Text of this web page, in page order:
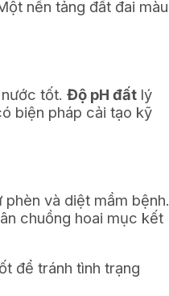
nền tảng đất đai màu
tốt. Độ pH đất lý
biện pháp cải tạo kỹ
và diệt mầm bệnh.
chuồng hoai mục kết
để tránh tình trạng